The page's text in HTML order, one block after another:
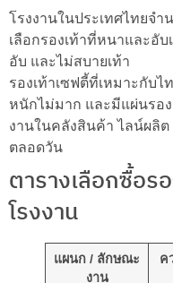
โรงงานในประเทศไทยจ
เลือกรองเท้าที่หนาและอั
อับ และไม่สบายเท้า
รองเท้าเซฟตี้ที่เหมาะกับ
หนักไม่มาก และมีแผ่นรอ
งานในคลังสินค้า ไลน์ผลิ
ตลอดวัน
ตารางเลือกซื้อร
โรงงาน
แผนก / ลักษณะ
งาน
ค